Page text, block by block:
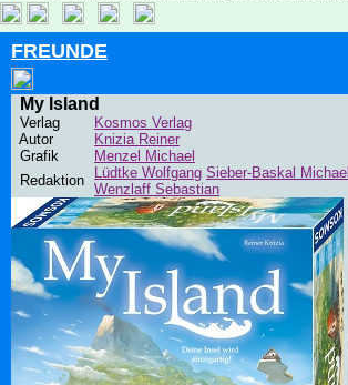
FREUNDE
My Island
Verlag
Kosmos Verlag
Autor
Knizia Reiner
Grafik
Menzel Michael
Redaktion
Lüdtke Wolfgang Sieber-Baskal Michael
Wenzlaff Sebastian